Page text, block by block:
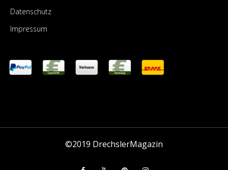
Datenschutz
Impressum
©2019 DrechslerMagazin